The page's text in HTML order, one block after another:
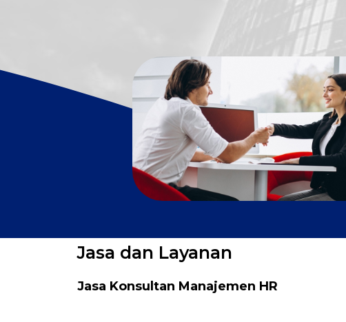
Jasa dan Layanan
Jasa Konsultan Manajemen HR